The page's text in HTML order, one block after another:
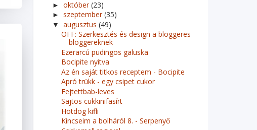
► október(23)
► szeptember(35)
▼ augusztus (49)
OFF: Szerkesztés és design a bloggeres
bloggereknek
Ezerarcú pudingos galuska
Bocipite nyitva
Az én saját titkos receptem - Bocipite
Apró trükk - egy csipet cukor
Fejtettbab-leves
Sajtos cukkinifasírt
Hotdog kifli
Kincseim a bolháról 8. - Serpenyő